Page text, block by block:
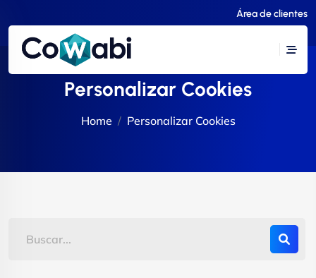
Área de clientes
Personalizar Cookies
Home Personalizar Cookies